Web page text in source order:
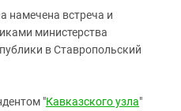
намечена встреча и
министерства
в Ставропольский
"Кавказского узла"